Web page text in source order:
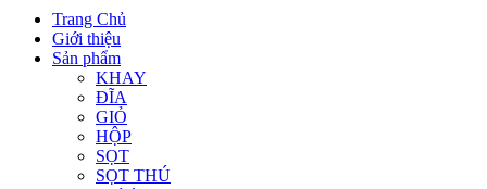
Trang Chủ
Giới thiệu
Sản phẩm
KHAY
ĐĨA
GIỎ
HỘP
SỌT
SỌT THÚ